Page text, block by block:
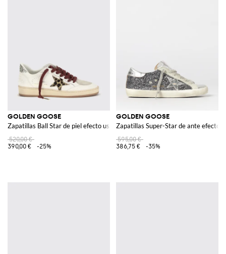
GOLDEN GOOSE
Zapatillas Ball Star de piel efecto usado
520,00 €
390,00 €
-25%
GOLDEN GOOSE
Zapatillas Super-Star de ante efecto
595,00 €
386,75 €
-35%